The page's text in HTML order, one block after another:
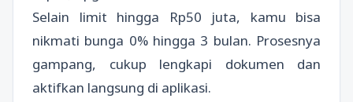
Selain limit hingga Rp50 juta, kamu bisa
nikmati bunga 0% hingga 3 bulan. Prosesnya
gampang, cukup lengkapi dokumen dan
aktifkan langsung di aplikasi.